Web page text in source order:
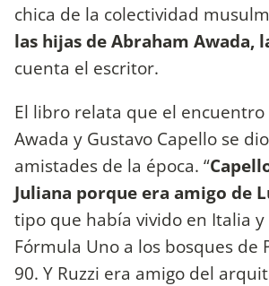
chica de la colectividad
las hijas de Abraham Awada,
cuenta el escritor.
El libro relata que el encuentro
Awada y Gustavo Capello se
amistades de la época. “
Juliana porque era amigo de
tipo que había vivido en Italia
Fórmula Uno a los bosques de
90. Y Ruzzi era amigo del